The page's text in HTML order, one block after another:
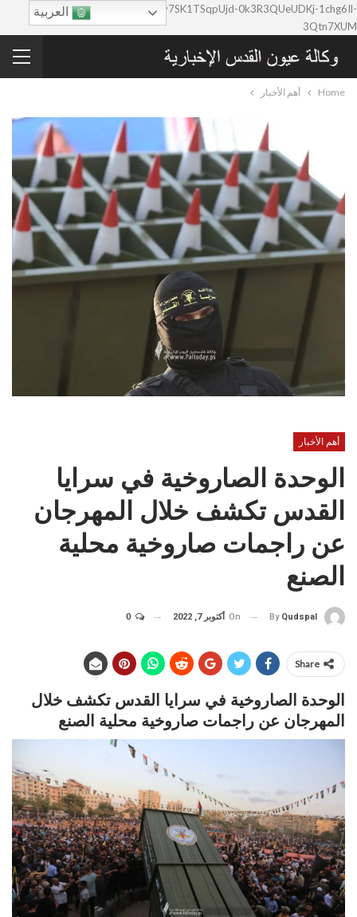
google-site-verification=0y7SK1TSqpUjd-0k3R3QUeUDKj-1chg6Il-
3Qtn7XUM
Home أهم الأخبار
أهم الأخبار
الوحدة الصاروخية في سرايا
القدس تكشف خلال المهرجان
عن راجمات صاروخية محلية
الصنع
By Qudspal
On أكتوبر 7, 2022
Share
الوحدة الصاروخية في سرايا القدس تكشف خلال
المهرجان عن راجمات صاروخية محلية الصنع
العربية